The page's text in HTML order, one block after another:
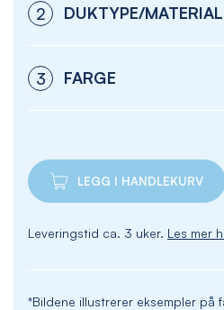
2 DUKTYPE/
3 FARGE
LEGG I HANDLEKURV
Leveringstid ca. 3 uker. Les mer
*Bildene illustrerer eksempler på